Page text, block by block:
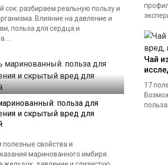
сок: разбираем реальную пользу и
Влияние на давление и
польза для сердца и
польза для
и скрытый вред для
полезные свойства и
маринованного имбиря.
Чай
17
польза...